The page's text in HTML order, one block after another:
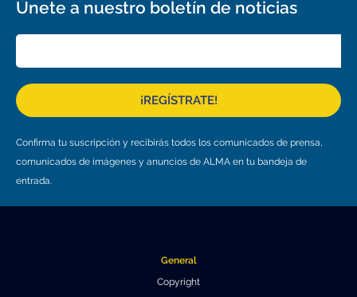
Programa
Logística de carteles
Eventos
Únete a nuestro boletín de noticias
¡REGÍSTRATE!
Confirma tu suscripción y recibirás todos los comunicados de prensa,
comunicados de imágenes y anuncios de ALMA en tu bandeja de
entrada.
General
Copyright